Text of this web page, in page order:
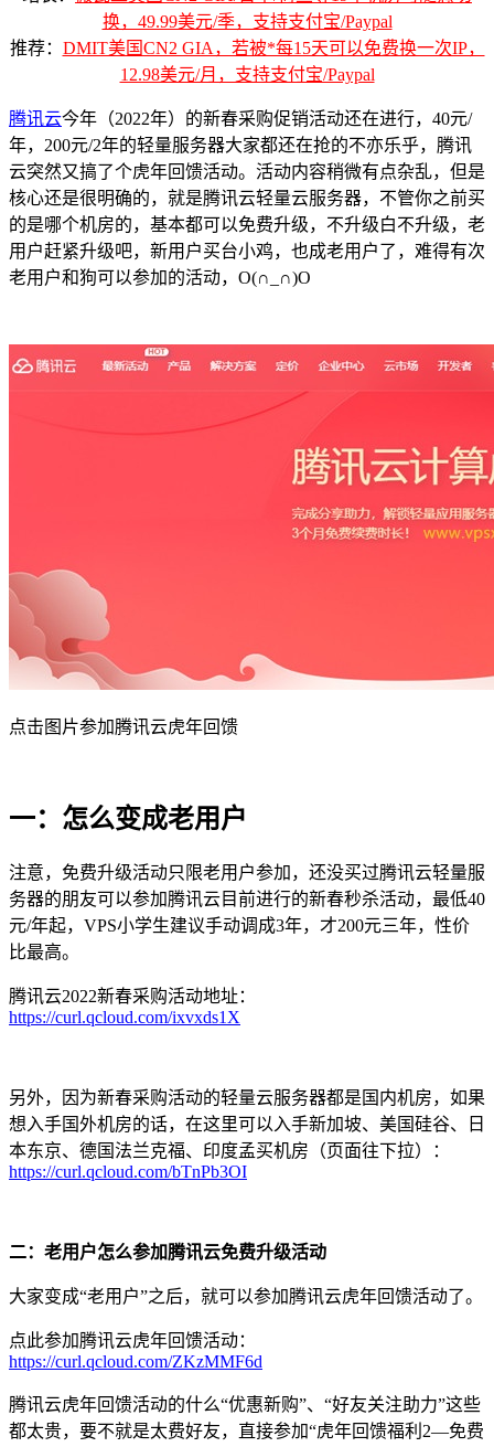
换，49.99美元/季，支持支付宝/Paypal
推荐： DMIT美国CN2 GIA，若被*每15天可以免费换一次IP，
12.98美元/月，支持支付宝/Paypal
腾讯云今年（2022年）的新春采购促销活动还在进行，40元/
年，200元/2年的轻量服务器大家都还在抢的不亦乐乎，腾讯
云突然又搞了个虎年回馈活动。活动内容稍微有点杂乱，但是
核心还是很明确的，就是腾讯云轻量云服务器，不管你之前买
的是哪个机房的，基本都可以免费升级，不升级白不升级，老
用户赶紧升级吧，新用户买台小鸡，也成老用户了，难得有次
老用户和狗可以参加的活动，O(∩_∩)O
点击图片参加腾讯云虎年回馈
一：怎么变成老用户
注意，免费升级活动只限老用户参加，还没买过腾讯云轻量服
务器的朋友可以参加腾讯云目前进行的新春秒杀活动，最低40
元/年起，VPS小学生建议手动调成3年，才200元三年，性价
比最高。
腾讯云2022新春采购活动地址：
https://curl.qcloud.com/ixvxds1X
另外，因为新春采购活动的轻量云服务器都是国内机房，如果
想入手国外机房的话，在这里可以入手新加坡、美国硅谷、日
本东京、德国法兰克福、印度孟买机房（页面往下拉）：
https://curl.qcloud.com/bTnPb3OI
二：老用户怎么参加腾讯云免费升级活动
大家变成“老用户”之后，就可以参加腾讯云虎年回馈活动了。
点此参加腾讯云虎年回馈活动：
https://curl.qcloud.com/ZKzMMF6d
腾讯云虎年回馈活动的什么“优惠新购”、“好友关注助力”这些
都太贵，要不就是太费好友，直接参加“虎年回馈福利2—免费